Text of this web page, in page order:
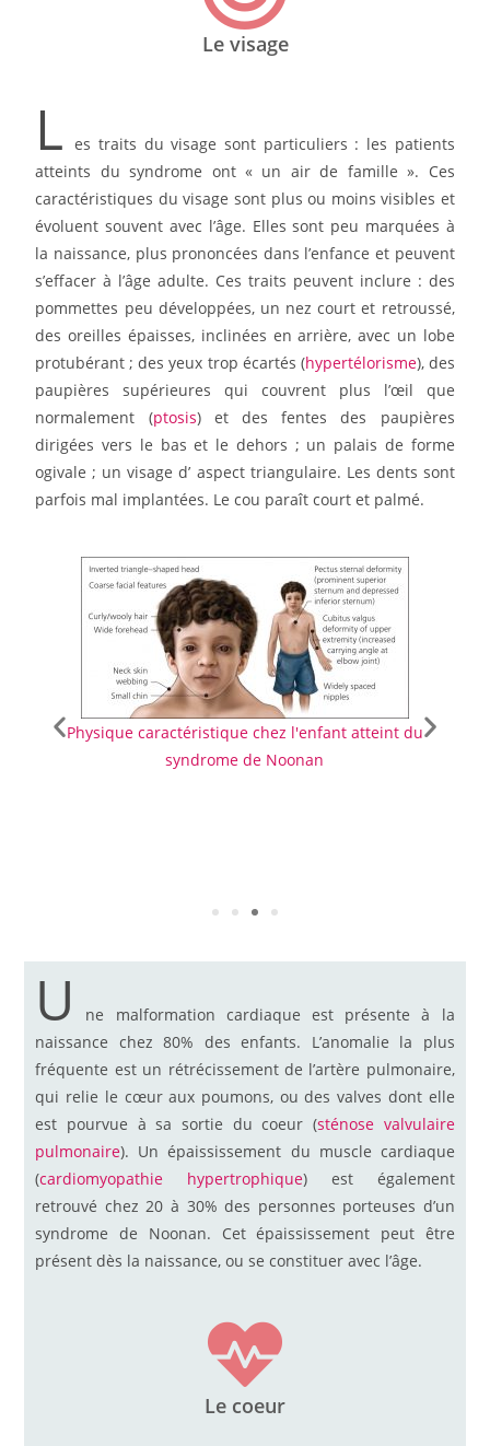
Le visage
L
es traits du visage sont particuliers : les patients
atteints du syndrome ont « un air de famille ». Ces
caractéristiques du visage sont plus ou moins visibles et
évoluent souvent avec l’âge. Elles sont peu marquées à
la naissance, plus prononcées dans l’enfance et peuvent
s’effacer à l’âge adulte. Ces traits peuvent inclure : des
pommettes peu développées, un nez court et retroussé,
des oreilles épaisses, inclinées en arrière, avec un lobe
protubérant ; des yeux trop écartés (hypertélorisme), des
paupières supérieures qui couvrent plus l’œil que
normalement (ptosis) et des fentes des paupières
dirigées vers le bas et le dehors ; un palais de forme
ogivale ; un visage d’ aspect triangulaire. Les dents sont
parfois mal implantées. Le cou paraît court et palmé.
Physique caractéristique chez l'enfant atteint du
syndrome de Noonan
U
ne malformation cardiaque est présente à la
naissance chez 80% des enfants. L’anomalie la plus
fréquente est un rétrécissement de l’artère pulmonaire,
qui relie le cœur aux poumons, ou des valves dont elle
est pourvue à sa sortie du coeur (sténose valvulaire
pulmonaire). Un épaississement du muscle cardiaque
(cardiomyopathie hypertrophique) est également
retrouvé chez 20 à 30% des personnes porteuses d’un
syndrome de Noonan. Cet épaississement peut être
présent dès la naissance, ou se constituer avec l’âge.
Le coeur